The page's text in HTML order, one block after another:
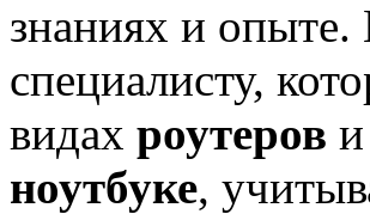
знаниях и опыте.
специалисту,
видах роутеров
ноутбуке,